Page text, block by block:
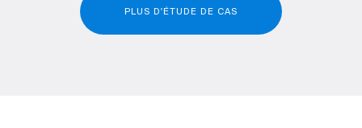
PLUS D'ÉTUDE DE CAS